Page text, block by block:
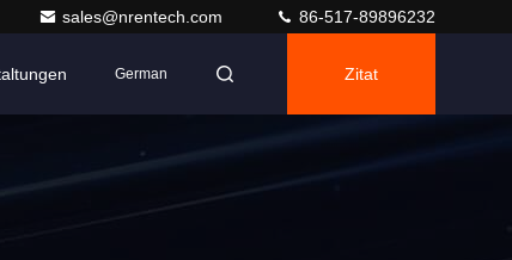
sales@nrentech.com 86-517-89896232
German Zitat